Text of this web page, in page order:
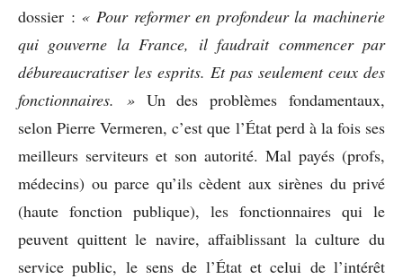
dossier : « Pour reformer en profondeur la machinerie
qui gouverne la France, il faudrait commencer par
débureaucratiser les esprits. Et pas seulement ceux des
fonctionnaires. » Un des problèmes fondamentaux,
selon Pierre Vermeren, c’est que l’État perd à la fois ses
meilleurs serviteurs et son autorité. Mal payés (profs,
médecins) ou parce qu’ils cèdent aux sirènes du privé
(haute fonction publique), les fonctionnaires qui le
peuvent quittent le navire, affaiblissant la culture du
service public, le sens de l’État et celui de l’intérêt